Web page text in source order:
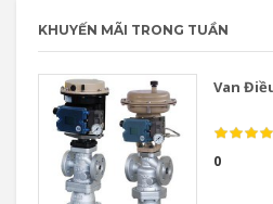
KHUYẾN MÃI TRONG TUẦN
Van
0